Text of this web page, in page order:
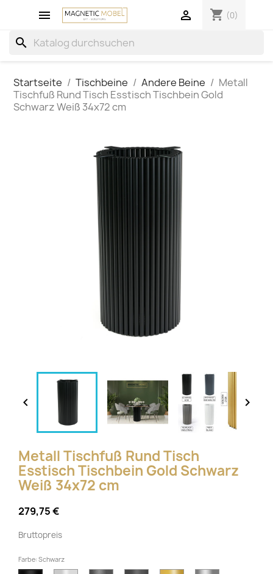
 shopping_cart (0)

search
Startseite Tischbeine Andere Beine
Metall
Tischfuß Rund Tisch Esstisch Tischbein Gold
Schwarz Weiß 34x72 cm
 
Metall Tischfuß Rund Tisch
Esstisch Tischbein Gold Schwarz
Weiß 34x72 cm
279,75 €
Bruttopreis
Farbe: Schwarz